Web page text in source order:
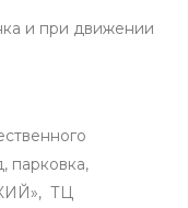
и при движении
парковка,
ТЦ